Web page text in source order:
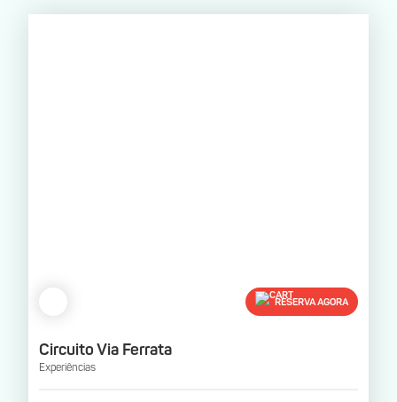
RESERVA AGORA
Circuito Via Ferrata
Experiências